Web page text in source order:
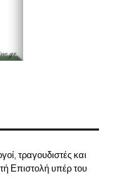
τραγουδιστές και
Επιστολή υπέρ του